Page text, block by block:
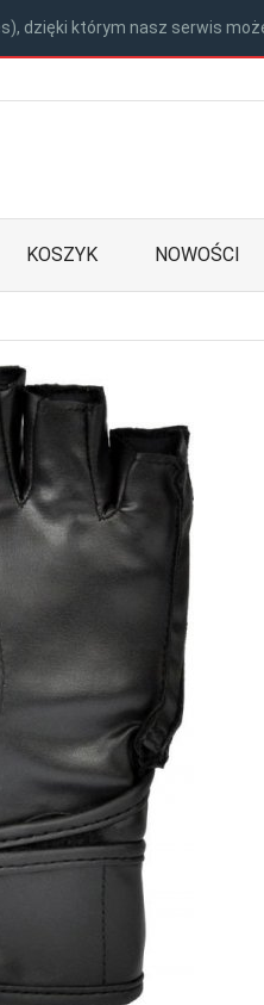
dzięki którym nasz serwis
KOSZYK NOWOŚCI